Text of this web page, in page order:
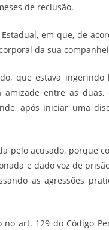
de reclusão.
em que, de
da sua
que estava ingerindo
entre as
após iniciar uma
pelo acusado, porque
e dado voz de
as agressões
art. 129 do Código